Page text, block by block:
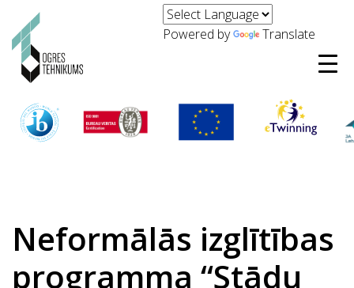
Powered by Translate
Neformālās izglītības
programma “Stādu